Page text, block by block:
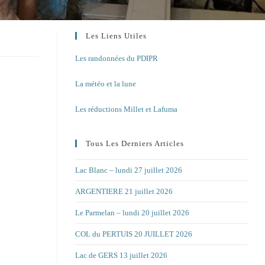
Les Liens Utiles
Les randonnées du PDIPR
La météo et la lune
Les réductions Millet et Lafuma
Tous Les Derniers Articles
Lac Blanc – lundi 27 juillet 2026
ARGENTIERE 21 juillet 2026
Le Parmelan – lundi 20 juillet 2026
COL du PERTUIS 20 JUILLET 2026
Lac de GERS 13 juillet 2026